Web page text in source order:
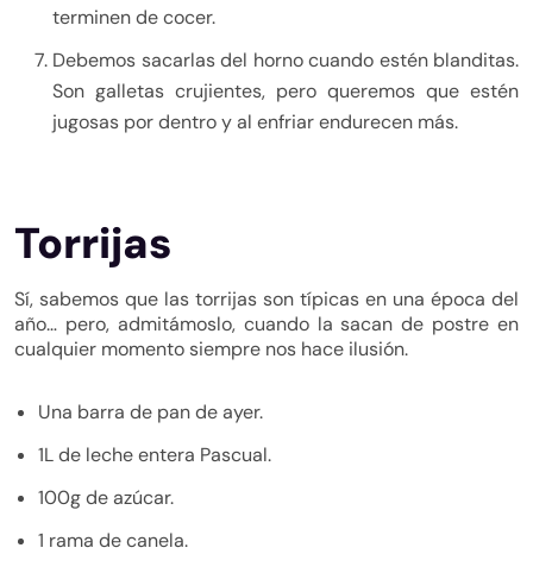
terminen de cocer.
Debemos sacarlas del horno cuando estén blanditas.
Son galletas crujientes, pero queremos que estén
jugosas por dentro y al enfriar endurecen más.
Torrijas
Sí, sabemos que las torrijas son típicas en una época del
año… pero, admitámoslo, cuando la sacan de postre en
cualquier momento siempre nos hace ilusión.
Una barra de pan de ayer.
1L de leche entera Pascual.
100g de azúcar.
1 rama de canela.